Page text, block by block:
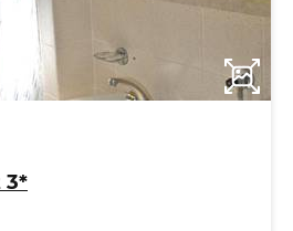
3*